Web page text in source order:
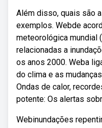
Além disso, quais são
exemplos. Webde
meteorológica mundial
relacionadas a
os anos 2000. Weba
do clima e as
Ondas de calor,
potente: Os alertas
Webinundações